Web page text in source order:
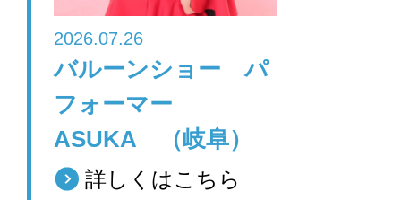
2026.07.26
バルーンショー パ
フォーマー
ASUKA （岐阜）
詳しくはこちら